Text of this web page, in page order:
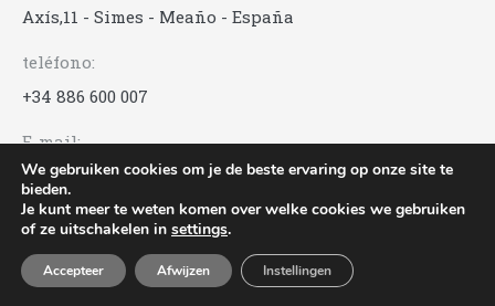
Axís,11 - Simes - Meaño - España
teléfono:
+34 886 600 007
E-mail:
info@anadigna.com
Anadigna | Rías Baixas Albariño © 2017 -
We gebruiken cookies om je de beste ervaring op onze site te
bieden.
Je kunt meer te weten komen over welke cookies we gebruiken
of ze uitschakelen in settings.
Accepteer Afwijzen Instellingen